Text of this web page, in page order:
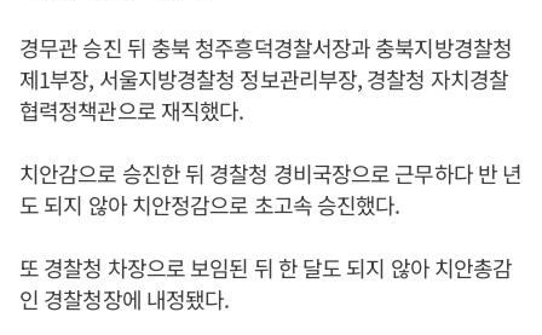
경무관 승진 뒤 충북 청주흥덕경찰서장과 충북지방경찰청
제1부장, 서울지방경찰청 정보관리부장, 경찰청 자치경찰
협력정책관으로 재직했다.
치안감으로 승진한 뒤 경찰청 경비국장으로 근무하다 반 년
도 되지 않아 치안정감으로 초고속 승진했다.
또 경찰청 차장으로 보임된 뒤 한 달도 되지 않아 치안총감
인 경찰청장에 내정됐다.